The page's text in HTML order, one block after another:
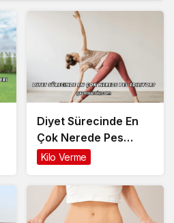
Diyet Sürecinde En
Çok Nerede Pes
Ediliyor?
Kilo Verme